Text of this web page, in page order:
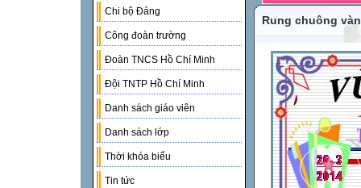
Chi bộ Đảng
Công đoàn trường
Đoàn TNCS Hồ Chí Minh
Đội TNTP Hồ Chí Minh
Danh sách giáo viên
Danh sách lớp
Thời khóa biểu
Tin tức
Rung chuông